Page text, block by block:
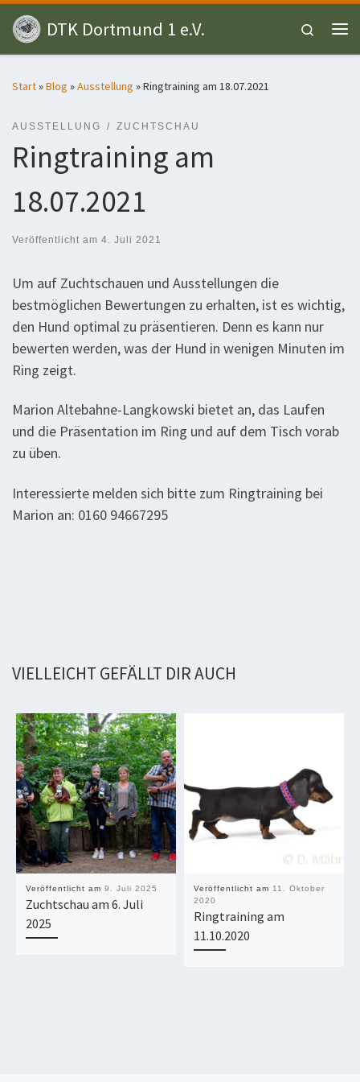
Zum Inhalt springen
DTK Dortmund 1 e.V.
Search
Start»Blog »Ausstellung »Ringtraining am 18.07.2021
AUSSTELLUNG ZUCHTSCHAU
Ringtraining am
18.07.2021
Veröffentlicht am 4. Juli 2021
Um auf Zuchtschauen und Ausstellungen die
bestmöglichen Bewertungen zu erhalten, ist es wichtig,
den Hund optimal zu präsentieren. Denn es kann nur
bewerten werden, was der Hund in wenigen Minuten im
Ring zeigt.
Marion Altebahne-Langkowski bietet an, das Laufen
und die Präsentation im Ring und auf dem Tisch vorab
zu üben.
Interessierte melden sich bitte zum Ringtraining bei
Marion an: 0160 94667295
VIELLEICHT GEFÄLLT DIR AUCH
Veröffentlicht am 9. Juli 2025
Zuchtschau am 6. Juli
2025
Veröffentlicht am 11. Oktober
2020
Ringtraining am
11.10.2020